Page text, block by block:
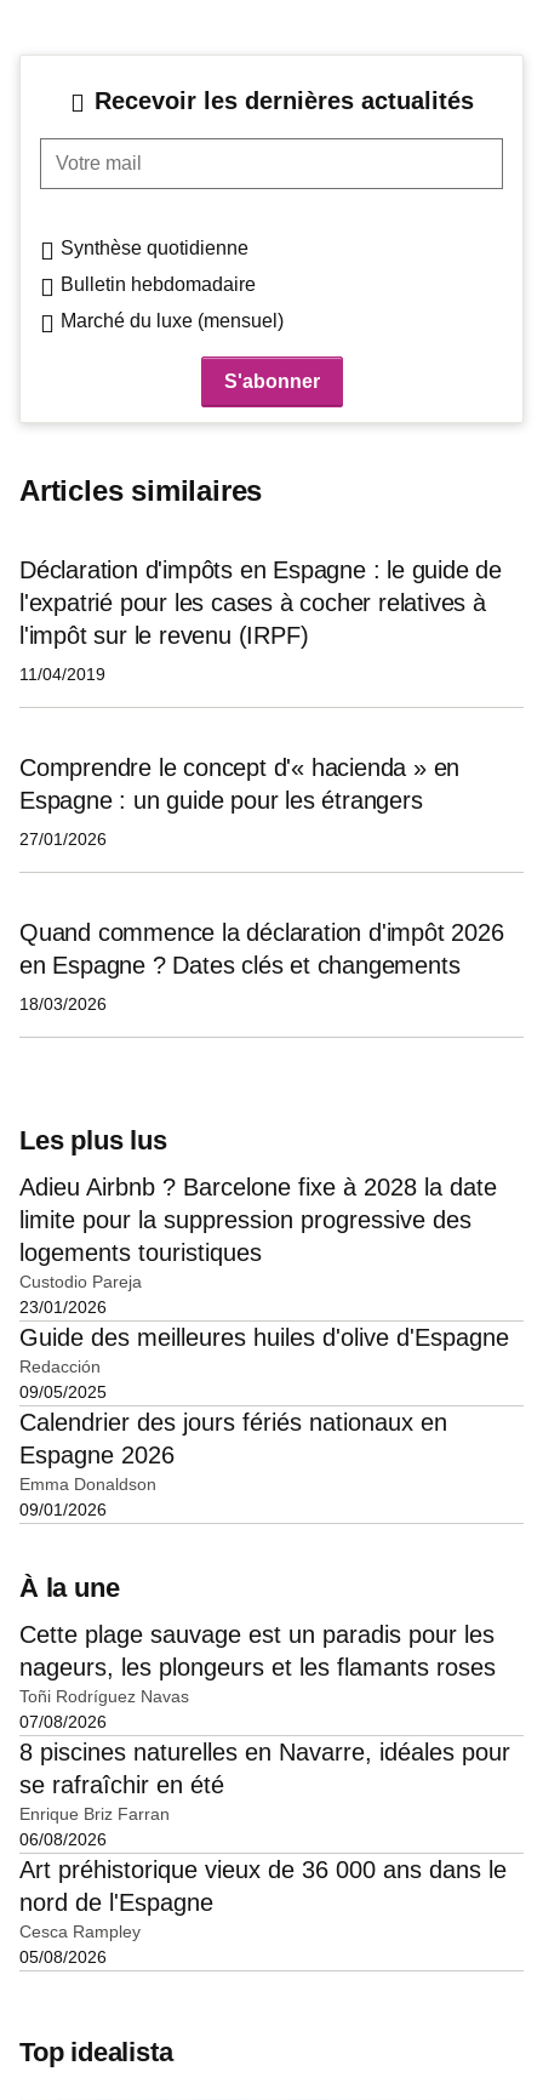
Recevoir les dernières actualités
Votre mail
Synthèse quotidienne
Bulletin hebdomadaire
Marché du luxe (mensuel)
Articles similaires
Déclaration d'impôts en Espagne : le guide de
l'expatrié pour les cases à cocher relatives à
l'impôt sur le revenu (IRPF)
11/04/2019
Comprendre le concept d'« hacienda » en
Espagne : un guide pour les étrangers
27/01/2026
Quand commence la déclaration d'impôt 2026
en Espagne ? Dates clés et changements
18/03/2026
Les plus lus
Adieu Airbnb ? Barcelone fixe à 2028 la date
limite pour la suppression progressive des
logements touristiques
Custodio Pareja
23/01/2026
Guide des meilleures huiles d'olive d'Espagne
Redacción
09/05/2025
Calendrier des jours fériés nationaux en
Espagne 2026
Emma Donaldson
09/01/2026
À la une
Cette plage sauvage est un paradis pour les
nageurs, les plongeurs et les flamants roses
Toñi Rodríguez Navas
07/08/2026
8 piscines naturelles en Navarre, idéales pour
se rafraîchir en été
Enrique Briz Farran
06/08/2026
Art préhistorique vieux de 36 000 ans dans le
nord de l'Espagne
Cesca Rampley
05/08/2026
Top idealista